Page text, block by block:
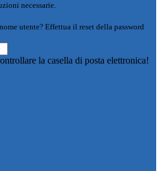
necessarie.
utente? Effettua il reset della password
la casella di posta elettronica!